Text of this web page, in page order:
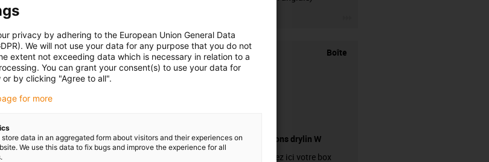
Boîte
d'échantillons drylin W
Commandez ici votre box
privacy by adhering to the European Union General Data
We will not use your data for any purpose that you do not
extent not exceeding data which is necessary in relation to a
You can grant your consent(s) to use your data for
by clicking "Agree to all".
for more
store data in an aggregated form about visitors and their experiences on
We use this data to fix bugs and improve the experience for all